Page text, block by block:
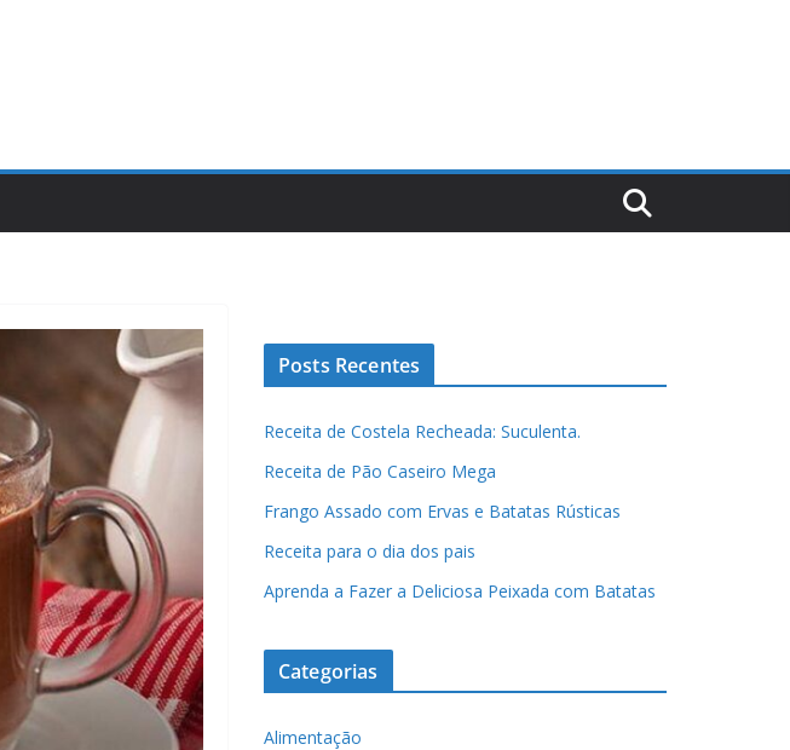
Posts Recentes
Receita de Costela Recheada: Suculenta.
Receita de Pão Caseiro Mega
Frango Assado com Ervas e Batatas Rústicas
Receita para o dia dos pais
Aprenda a Fazer a Deliciosa Peixada com Batatas
Categorias
Alimentação